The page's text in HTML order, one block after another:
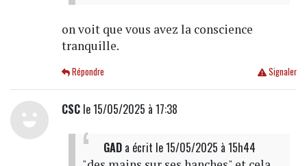
on voit que vous avez la conscience
tranquille.
Signaler
Répondre
CSCle 15/05/2025 à 17:38
GADa écrit le 15/05/2025 à 15h44